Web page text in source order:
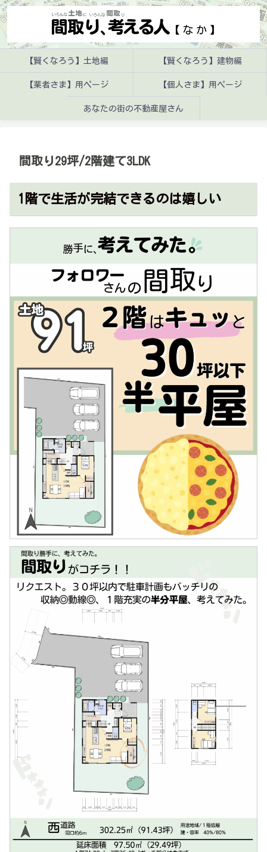
【賢くなろう】土地編 【賢くなろう】建物編
【業者さま】用ページ 【個人さま】用ページ
あなたの街の不動産屋さん
間取り29坪/2階建て3LDK
1階で生活が完結できるのは嬉しい